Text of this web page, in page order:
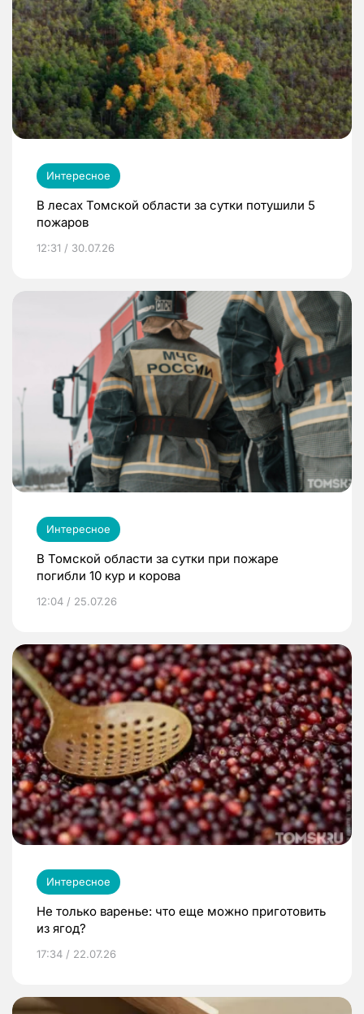
Интересное
В лесах Томской области за сутки потушили 5
пожаров
12:31 / 30.07.26
Интересное
В Томской области за сутки при пожаре
погибли 10 кур и корова
12:04 / 25.07.26
Интересное
Не только варенье: что еще можно приготовить
из ягод?
17:34 / 22.07.26